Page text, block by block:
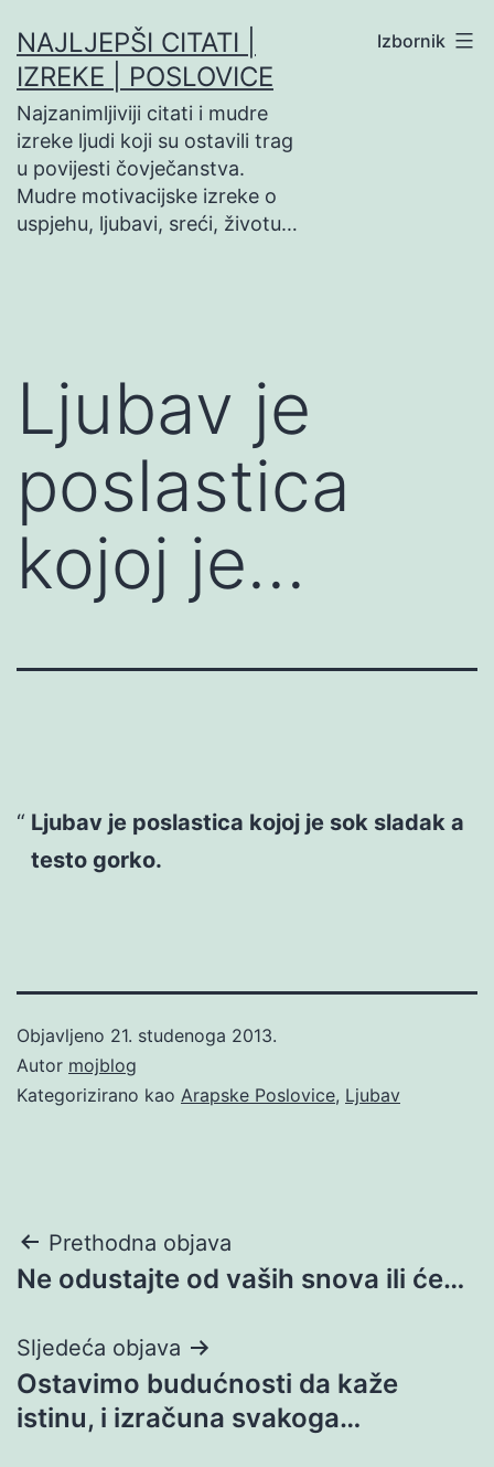
na
sadržaj
NAJLJEPŠI CITATI |
IZREKE | POSLOVICE
Najzanimljiviji citati i mudre
izreke ljudi koji su ostavili trag
u povijesti čovječanstva.
Mudre motivacijske izreke o
uspjehu, ljubavi, sreći, životu…
Izbornik
Ljubav je
poslastica
kojoj je…
Ljubav je poslastica kojoj je sok sladak a
testo gorko.
Objavljeno 21. studenoga 2013.
Autor mojblog
Kategorizirano kao Arapske Poslovice, Ljubav
Navigacija
objava
Prethodna objava
Ne odustajte od vaših snova ili će…
Sljedeća objava
Ostavimo budućnosti da kaže
istinu, i izračuna svakoga…